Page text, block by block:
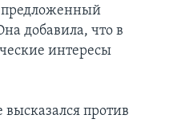
предложенный
добавила, что в
интересы
против